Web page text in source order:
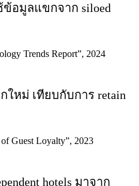
ข้อมูลแขกจาก siloed
Trends Report”, 2024
ใหม่ เทียบกับการ retain
Guest Loyalty”, 2023
hotels มาจาก